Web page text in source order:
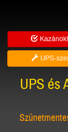
UPS-
UPS és